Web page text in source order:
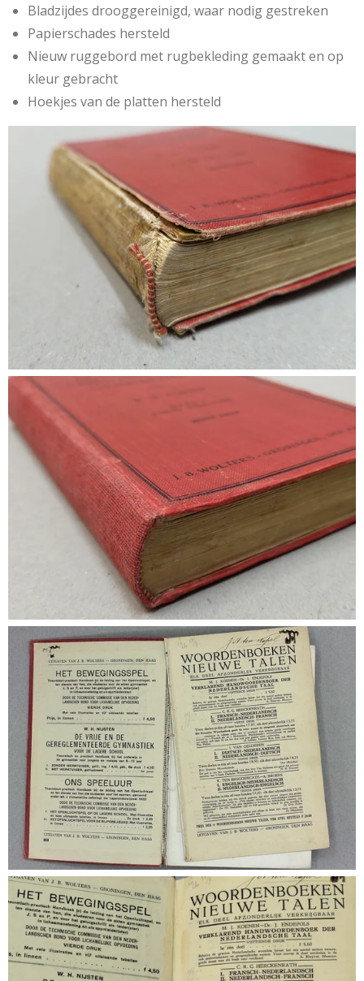
Bladzijdes drooggereinigd, waar nodig gestreken
Papierschades hersteld
Nieuw ruggebord met rugbekleding gemaakt en op
kleur gebracht
Hoekjes van de platten hersteld